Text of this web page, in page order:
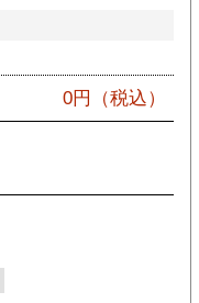
0円（税込）